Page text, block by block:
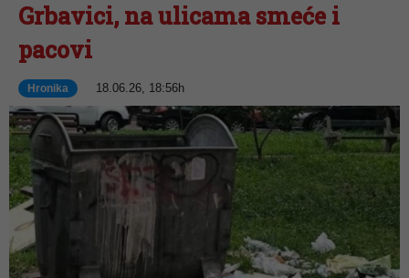
Grbavici, na ulicama smeće i
pacovi
Hronika 18.06.26, 18:56h